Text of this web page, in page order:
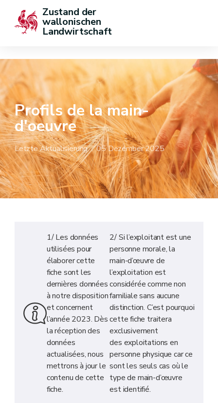
Zustand der
wallonischen
Landwirtschaft
Profils de la main-
d'oeuvre
Letzte Aktualisierung : 05 Dezember 2025
1/ Les données
utilisées pour
élaborer cette
fiche sont les
dernières données
à notre disposition
et concernent
l’année 2023. Dès
la réception des
données
actualisées, nous
mettrons à jour le
contenu de cette
fiche.
2/ Si l’exploitant est une
personne morale, la
main-d’œuvre de
l’exploitation est
considérée comme non
familiale sans aucune
distinction. C’est pourquoi
cette fiche traitera
exclusivement
des exploitations en
personne physique car ce
sont les seuls cas où le
type de main-d’œuvre
est identifié.